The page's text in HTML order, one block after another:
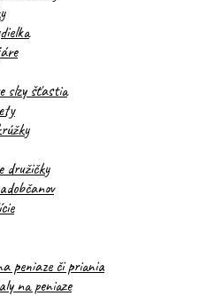
slzy šťastia
družičky
peniaze či priania
na peniaze